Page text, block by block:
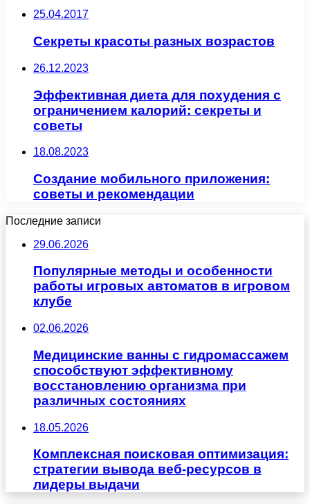
25.04.2017
Секреты красоты разных возрастов
26.12.2023
Эффективная диета для похудения с
ограничением калорий: секреты и
советы
18.08.2023
Создание мобильного приложения:
советы и рекомендации
Последние записи
29.06.2026
Популярные методы и особенности
работы игровых автоматов в игровом
клубе
02.06.2026
Медицинские ванны с гидромассажем
способствуют эффективному
восстановлению организма при
различных состояниях
18.05.2026
Комплексная поисковая оптимизация:
стратегии вывода веб-ресурсов в
лидеры выдачи